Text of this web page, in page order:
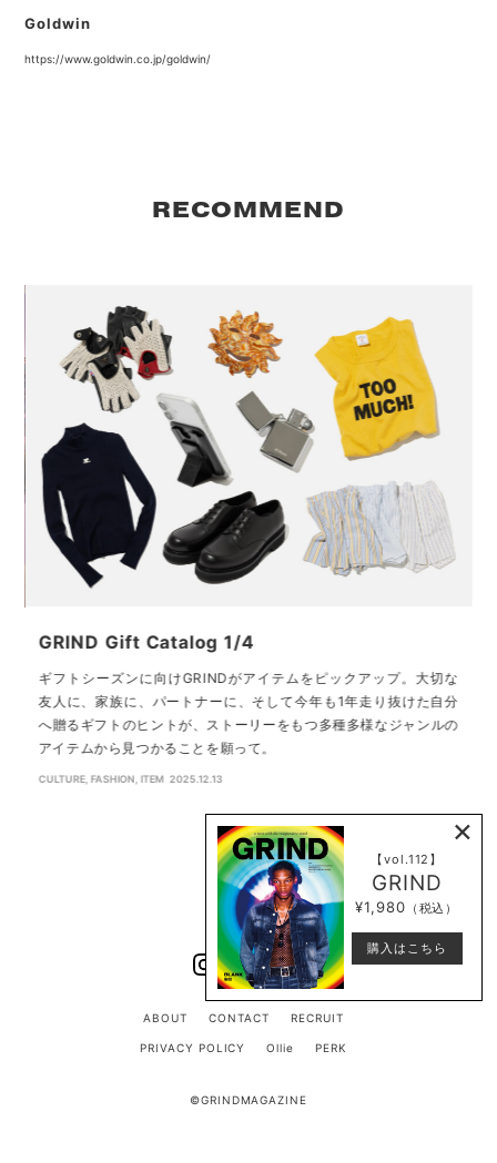
Goldwin
https://www.goldwin.co.jp/goldwin/
RECOMMEND
GRIND Gift Catalog 1/4
ギフトシーズンに向けGRINDがアイテムをピックアップ。大切な
友人に、家族に、パートナーに、そして今年も1年走り抜けた自分
へ贈るギフトのヒントが、ストーリーをもつ多種多様なジャンルの
アイテムから見つかることを願って。
CULTURE, FASHION, ITEM 2025.12.13
ABOUT CONTACT RECRUIT
PRIVACY POLICY Ollie PERK
©GRINDMAGAZINE
【vol.112】
GRIND
¥1,980 （税込）
購入はこちら
×